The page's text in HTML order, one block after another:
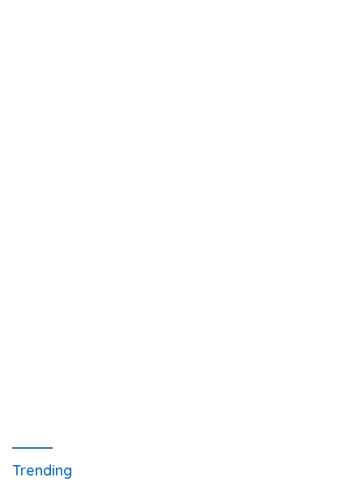
Trending